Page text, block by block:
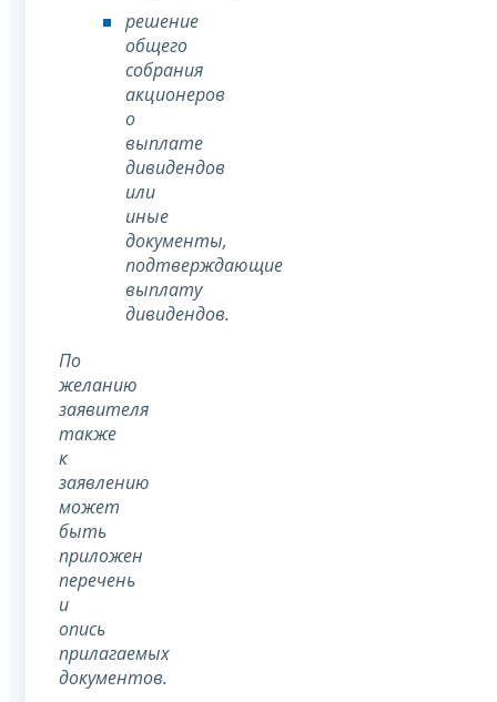
решение
общего
собрания
акционеров
о
выплате
дивидендов
или
иные
документы,
подтверждающие
выплату
дивидендов.
По
желанию
заявителя
также
к
заявлению
может
быть
приложен
перечень
и
опись
прилагаемых
документов.